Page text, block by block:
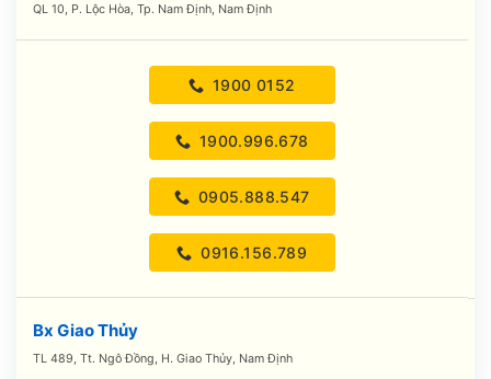
QL 10, P. Lộc Hòa, Tp. Nam Định, Nam Định
1900 0152
1900.996.678
0905.888.547
0916.156.789
Bx Giao Thủy
TL 489, Tt. Ngô Đồng, H. Giao Thủy, Nam Định